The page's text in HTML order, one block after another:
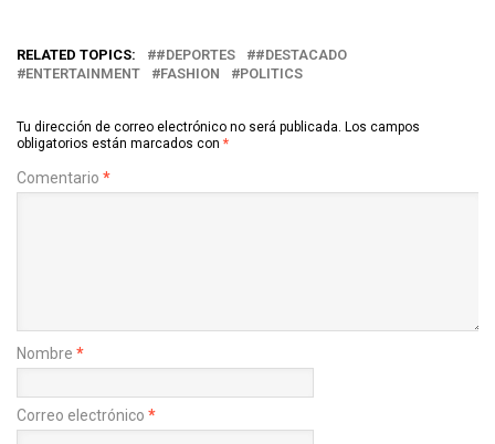
RELATED TOPICS: #DEPORTES
#DESTACADO
ENTERTAINMENT
FASHION POLITICS
Tu dirección de correo electrónico no será publicada. Los campos
obligatorios están marcados con *
Comentario *
Nombre *
Correo electrónico *